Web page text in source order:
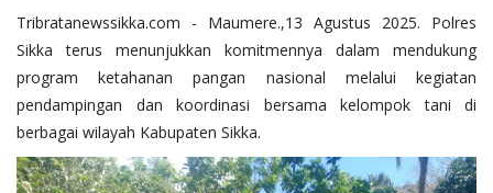
Tribratanewssikka.com - Maumere.,13 Agustus 2025. Polres
Sikka terus menunjukkan komitmennya dalam mendukung
program ketahanan pangan nasional melalui kegiatan
pendampingan dan koordinasi bersama kelompok tani di
berbagai wilayah Kabupaten Sikka.